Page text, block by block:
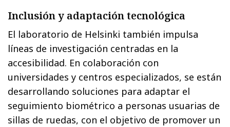
Inclusión y adaptación tecnológica
El laboratorio de Helsinki también impulsa
líneas de investigación centradas en la
accesibilidad. En colaboración con
universidades y centros especializados, se están
desarrollando soluciones para adaptar el
seguimiento biométrico a personas usuarias de
sillas de ruedas, con el objetivo de promover un